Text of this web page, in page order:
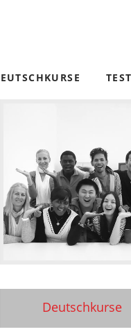
Akoun
Deutschkurse